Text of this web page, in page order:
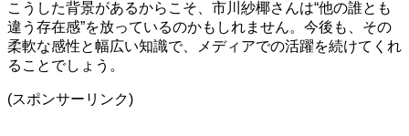
こうした背景があるからこそ、市川紗椰さんは“他の誰とも
違う存在感”を放っているのかもしれません。今後も、その
柔軟な感性と幅広い知識で、メディアでの活躍を続けてくれ
ることでしょう。
(スポンサーリンク)